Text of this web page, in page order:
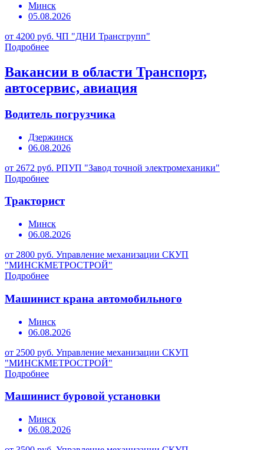
Минск
05.08.2026
от 4200 руб. ЧП "ДНИ Трансгрупп"
Подробнее
Вакансии в области Транспорт,
автосервис, авиация
Водитель погрузчика
Дзержинск
06.08.2026
от 2672 руб. РПУП "Завод точной электромеханики"
Подробнее
Тракторист
Минск
06.08.2026
от 2800 руб. Управление механизации СКУП
"МИНСКМЕТРОСТРОЙ"
Подробнее
Машинист крана автомобильного
Минск
06.08.2026
от 2500 руб. Управление механизации СКУП
"МИНСКМЕТРОСТРОЙ"
Подробнее
Машинист буровой установки
Минск
06.08.2026